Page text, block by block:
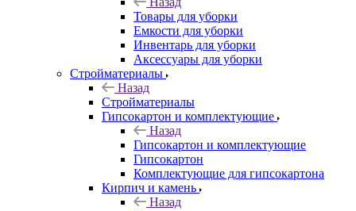
Товары для уборки
Емкости для уборки
Инвентарь для уборки
Аксессуары для уборки
Стройматериалы
Назад
Стройматериалы
Гипсокартон и комплектующие
Назад
Гипсокартон и комплектующие
Гипсокартон
Комплектующие для гипсокартона
Кирпич и камень
Назад